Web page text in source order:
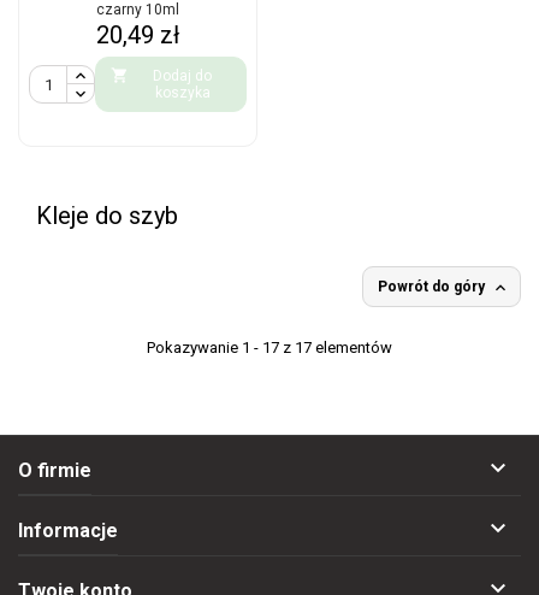
czarny 10ml
Cena
20,49 zł

Dodaj do
koszyka
Kleje do szyb
Powrót do góry 
Pokazywanie 1 - 17 z 17 elementów
O firmie 
Informacje 
